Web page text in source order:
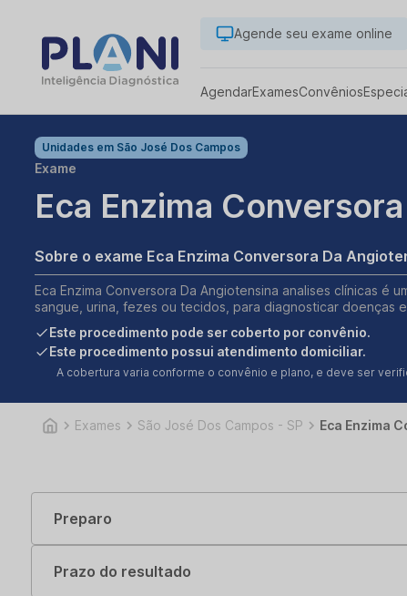
Agende seu exame online
AgendarExamesConvênios
Unidades em São José Dos Campos
Exame
Eca Enzima
Sobre o exame Eca Enzima Conversora Da
Eca Enzima Conversora Da Angiotensina analises clínicas é
sangue, urina, fezes ou tecidos, para diagnosticar doenças
Este procedimento pode ser coberto por convênio.
Este procedimento possui atendimento domiciliar.
A cobertura varia conforme o convênio e plano, e deve ser
Exames São José Dos Campos - SP Eca Enzima
Preparo
Prazo do resultado